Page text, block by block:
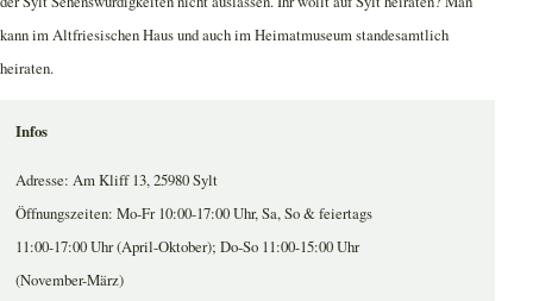
kann im Altfriesischen Haus und auch im Heimatmuseum standesamtlich
heiraten.
Infos
Adresse: Am Kliff 13, 25980 Sylt
Öffnungszeiten: Mo-Fr 10:00-17:00 Uhr, Sa, So & feiertags
11:00-17:00 Uhr (April-Oktober); Do-So 11:00-15:00 Uhr
(November-März)